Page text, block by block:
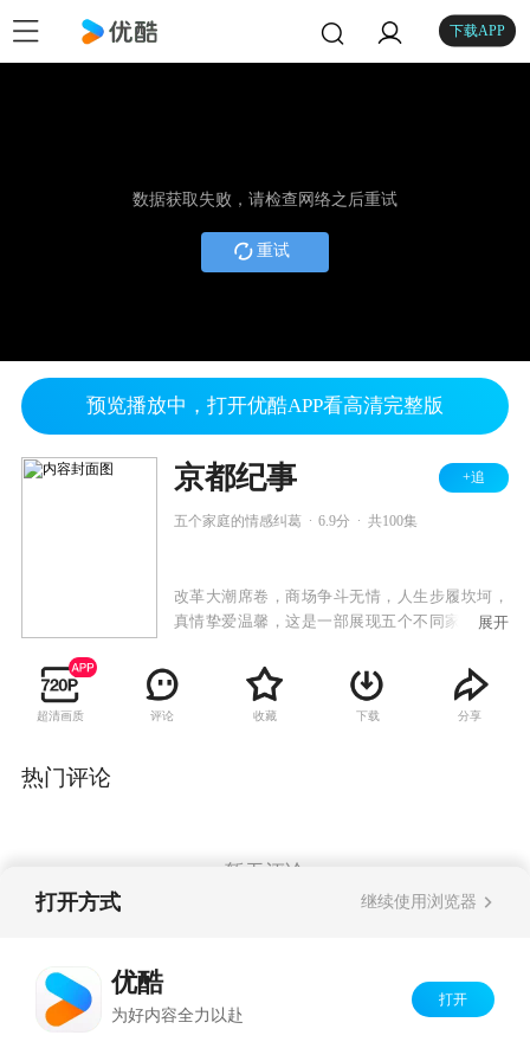
下载APP
数据获取失败，请检查网络之后重试
重试
预览播放中，打开优酷APP看高清完整版
京都纪事 +追
五个家庭的情感纠葛 6.9分 共100集
改革大潮席卷，商场争斗无情，人生步履坎坷，
真情挚爱温馨，这是一部展现五个不同家庭不同
翰英街，说不完的世事沧桑；一个好故事，道不
尽的韵味悠长。故事折射改革开放城市巨变，呈
现京城精英众生相。
展开
超清画质 评论 收藏 下载 分享
热门评论
暂无评论
打开方式 继续使用浏览器
优酷
为好内容全力以赴
打开